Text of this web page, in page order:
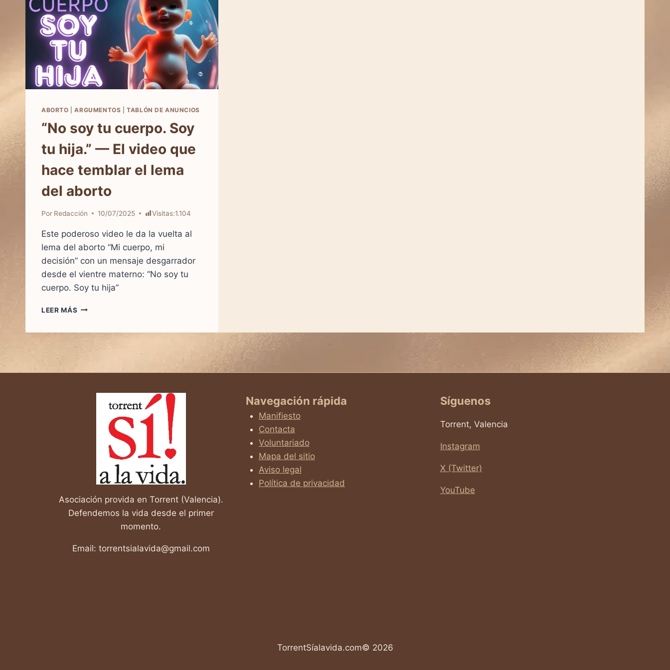
ABORTO |ARGUMENTOS |TABLÓN DE ANUNCIOS
“No soy tu cuerpo. Soy
tu hija.” — El video que
hace temblar el lema
del aborto
Por Redacción 10/07/2025 Visitas:1.104
Este poderoso video le da la vuelta al
lema del aborto “Mi cuerpo, mi
decisión” con un mensaje desgarrador
desde el vientre materno: “No soy tu
cuerpo. Soy tu hija”
LEER MÁS “NO
TEMBLAR
ABORTO
Asociación provida en Torrent (Valencia).
Defendemos la vida desde el primer
momento.
Email: torrentsialavida@gmail.com
Navegación rápida
Manifiesto
Contacta
Voluntariado
Mapa del sitio
Aviso legal
Política de privacidad
Síguenos
Torrent, Valencia
Instagram
X (Twitter)
YouTube
TorrentSíalavida.com© 2026